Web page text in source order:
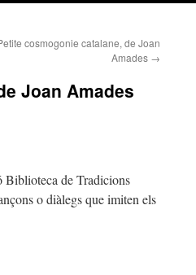
cosmogonie catalane, de Joan
Amades →
Joan Amades
Biblioteca de Tradicions
o diàlegs que imiten els